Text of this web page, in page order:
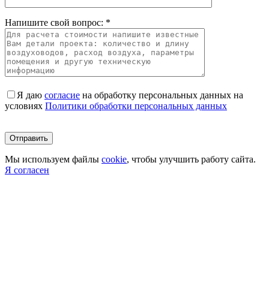
Напишите свой вопрос: *
Я даю согласие на обработку персональных данных на
условиях Политики обработки персональных данных
Мы используем файлы cookie, чтобы улучшить работу сайта.
Я согласен